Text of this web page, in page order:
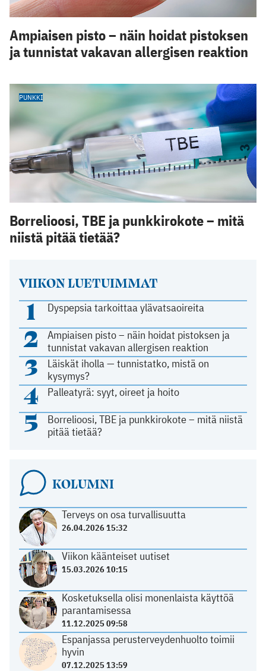
VIIKON LUETUIMMAT
1 Dyspepsia tarkoittaa ylävatsaoireita
2
Ampiaisen pisto – näin hoidat pistoksen ja
tunnistat vakavan allergisen reaktion
3
Läiskät iholla — tunnistatko, mistä on
kysymys?
4 Palleatyrä: syyt, oireet ja hoito
5
Borrelioosi, TBE ja punkkirokote – mitä niistä
pitää tietää?
KOLUMNI
Terveys on osa turvallisuutta
26.04.2026 15:32
Viikon käänteiset uutiset
15.03.2026 10:15
Kosketuksella olisi monenlaista käyttöä
parantamisessa
11.12.2025 09:58
Espanjassa perusterveydenhuolto toimii
hyvin
07.12.2025 13:59
Ampiaisen pisto – näin hoidat pistoksen
ja tunnistat vakavan allergisen reaktion
PUNKKI
Borrelioosi, TBE ja punkkirokote – mitä
niistä pitää tietää?